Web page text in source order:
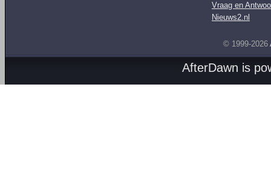
Vraag en
Nieuws2.nl
© 1999-2026
AfterDawn is